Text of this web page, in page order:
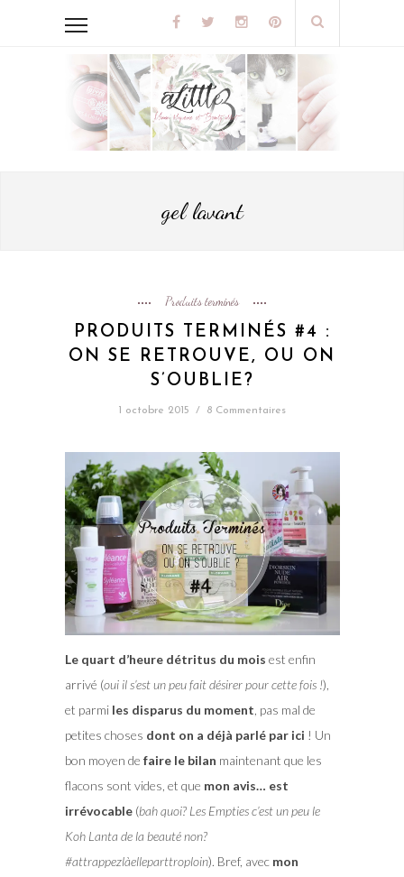
gel lavant
Produits terminés
PRODUITS TERMINÉS #4 :
ON SE RETROUVE, OU ON
S’OUBLIE?
1 octobre 2015 / 8 Commentaires
Le quart d’heure détritus du mois est enfin
arrivé (oui il s’est un peu fait désirer pour cette fois !),
et parmi les disparus du moment , pas mal de
petites choses dont on a déjà parlé par ici ! Un
bon moyen de faire le bilan maintenant que les
flacons sont vides, et que mon avis… est
irrévocable(bah quoi? Les Empties c’est un peu le
Koh Lanta de la beauté non?
#attrappezlàelleparttroploin). Bref, avec mon